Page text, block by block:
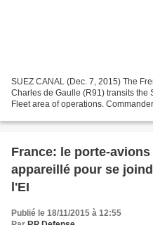
SUEZ CANAL (Dec. 7, 2015) The
Charles de Gaulle (R91) transits the
Fleet area of operations.
France: le porte-
appareillé pour se
l'EI
Publié le 18/11/2015 à 12:55